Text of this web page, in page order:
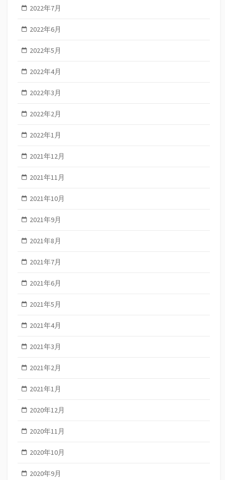
2022年7月
2022年6月
2022年5月
2022年4月
2022年3月
2022年2月
2022年1月
2021年12月
2021年11月
2021年10月
2021年9月
2021年8月
2021年7月
2021年6月
2021年5月
2021年4月
2021年3月
2021年2月
2021年1月
2020年12月
2020年11月
2020年10月
2020年9月